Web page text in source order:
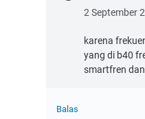
2 September
karena
yang di b40
smartfren
Balas